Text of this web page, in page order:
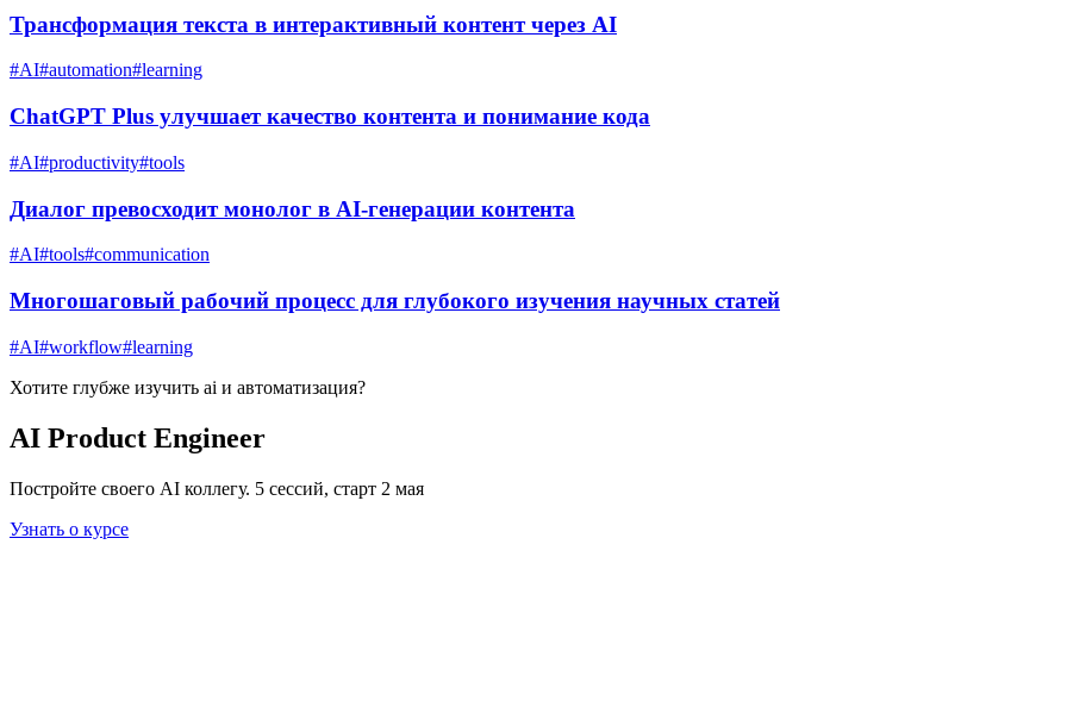
Трансформация текста в интерактивный контент через AI
#AI#automation#learning
ChatGPT Plus улучшает качество контента и понимание кода
#AI#productivity#tools
Диалог превосходит монолог в AI-генерации контента
#AI#tools#communication
Многошаговый рабочий процесс для глубокого изучения научных статей
#AI#workflow#learning
Хотите глубже изучить ai и автоматизация?
AI Product Engineer
Постройте своего AI коллегу. 5 сессий, старт 2 мая
Узнать о курсе